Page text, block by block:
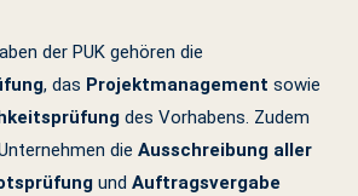
der PUK gehören die
, das Projektmanagement sowie
des Vorhabens. Zudem
dieAusschreibung aller
undAuftragsvergabe